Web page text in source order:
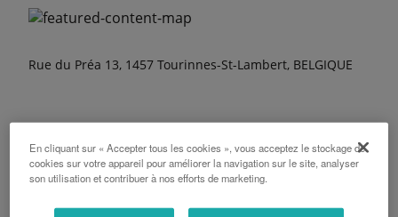
Rue du Préa 13, 1457 Tourinnes-St-Lambert, BELGIQUE
Heures d'ouverture
En cliquant sur « Accepter tous les cookies », vous acceptez le stockage de
cookies sur votre appareil pour améliorer la navigation sur le site, analyser
son utilisation et contribuer à nos efforts de marketing.